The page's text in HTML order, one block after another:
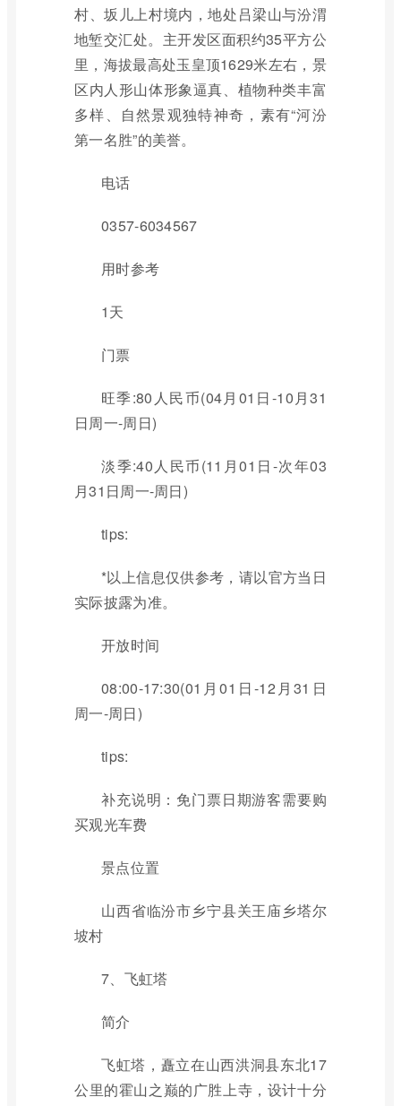
村、坂儿上村境内，地处吕梁山与汾渭
地堑交汇处。主开发区面积约35平方公
里，海拔最高处玉皇顶1629米左右，景
区内人形山体形象逼真、植物种类丰富
多样、自然景观独特神奇，素有“河汾
第一名胜”的美誉。
电话
0357-6034567
用时参考
1天
门票
旺季:80人民币(04月01日-10月31
日周一-周日)
淡季:40人民币(11月01日-次年03
月31日周一-周日)
tips:
*以上信息仅供参考，请以官方当日
实际披露为准。
开放时间
08:00-17:30(01月01日-12月31日
周一-周日)
tips:
补充说明：免门票日期游客需要购
买观光车费
景点位置
山西省临汾市乡宁县关王庙乡塔尔
坡村
7、飞虹塔
简介
飞虹塔，矗立在山西洪洞县东北17
公里的霍山之巅的广胜上寺，设计十分